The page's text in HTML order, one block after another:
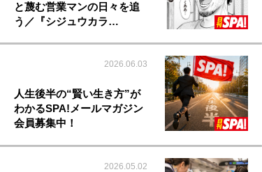
と蔑む営業マンの日々を追
う／『シジュウカラ…
2026.06.03
人生後半の“賢い生き方”が
わかるSPA!メールマガジン
会員募集中！
2026.05.02